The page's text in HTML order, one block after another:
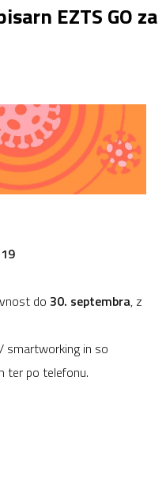
EZTS GO za
do 30. septembra, z
smartworking in so
ter po telefonu.